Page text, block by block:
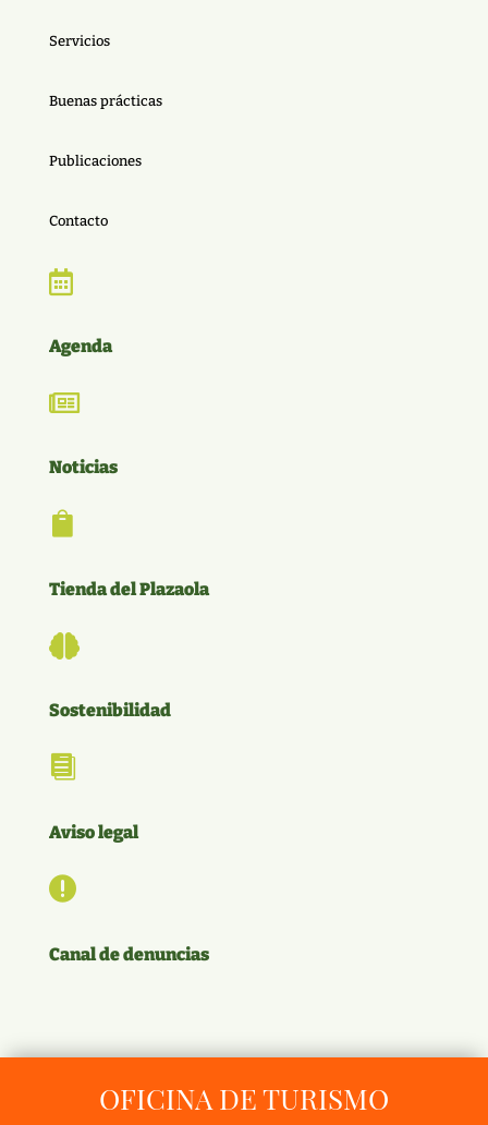
Servicios
Buenas prácticas
Publicaciones
Contacto

Agenda

Noticias

Tienda del Plazaola

Sostenibilidad

Aviso legal

Canal de denuncias
OFICINA DE TURISMO